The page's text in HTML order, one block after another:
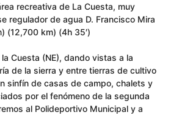
recreativa de La Cuesta, muy
regulador de agua D. Francisco Mira
(12,700 km) (4h 35′)
Cuesta (NE), dando vistas a la
de la sierra y entre tierras de cultivo
sinfín de casas de campo, chalets y
por el fenómeno de la segunda
al Polideportivo Municipal y a